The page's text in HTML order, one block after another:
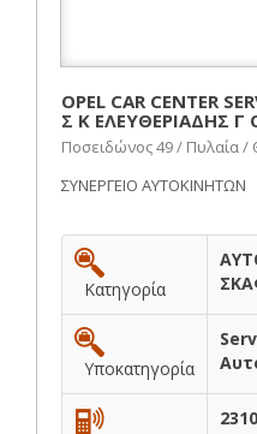
OPEL CAR CENTER
Σ Κ ΕΛΕΥΘΕΡΙΑΔΗΣ Γ
Ποσειδώνος 49 / Πυλαία
ΣΥΝΕΡΓΕΙΟ ΑΥΤΟΚΙΝΗΤΩΝ
Κατηγορία
Υποκατηγορία